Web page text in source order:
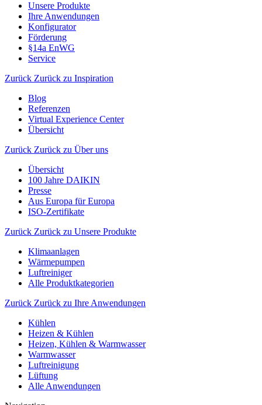
Unsere Produkte
Ihre Anwendungen
Konfigurator
Förderung
§14a EnWG
Service
Zurück Zurück zu Inspiration
Blog
Referenzen
Virtual Experience Center
Übersicht
Zurück Zurück zu Über uns
Übersicht
100 Jahre DAIKIN
Presse
Aus Europa für Europa
ISO-Zertifikate
Zurück Zurück zu Unsere Produkte
Klimaanlagen
Wärmepumpen
Luftreiniger
Alle Produktkategorien
Zurück Zurück zu Ihre Anwendungen
Kühlen
Heizen & Kühlen
Heizen, Kühlen & Warmwasser
Warmwasser
Luftreinigung
Lüftung
Alle Anwendungen